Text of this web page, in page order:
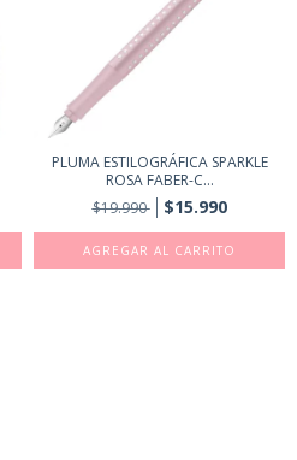
PLUMA ESTILOGRÁFICA SPARKLE
ROSA FABER-C...
$19.990
$15.990